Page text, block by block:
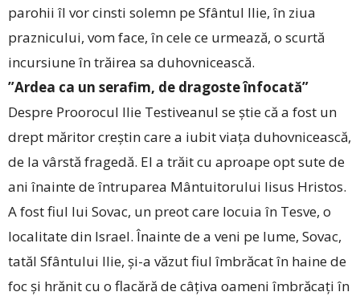
parohii îl vor cinsti solemn pe Sfântul Ilie, în ziua
praznicului, vom face, în cele ce urmează, o scurtă
incursiune în trăirea sa duhovnicească.
”Ardea ca un serafim, de dragoste înfocată”
Despre Proorocul Ilie Testiveanul se știe că a fost un
drept măritor creștin care a iubit viața duhovnicească,
de la vârstă fragedă. El a trăit cu aproape opt sute de
ani înainte de întruparea Mântuitorului Iisus Hristos.
A fost fiul lui Sovac, un preot care locuia în Tesve, o
localitate din Israel. Înainte de a veni pe lume, Sovac,
tatăl Sfântului Ilie, și-a văzut fiul îmbrăcat în haine de
foc și hrănit cu o flacără de câțiva oameni îmbrăcați în